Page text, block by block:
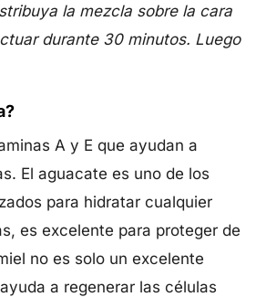
la mezcla sobre la cara
durante 30 minutos. Luego
A y E que ayudan a
El aguacate es uno de los
para hidratar cualquier
es excelente para proteger de
no es solo un excelente
a regenerar las células